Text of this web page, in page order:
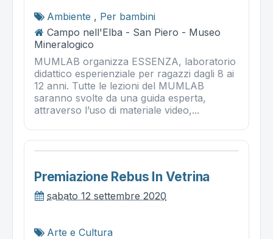
Ambiente , Per bambini
Campo nell'Elba - San Piero - Museo
Mineralogico
MUMLAB organizza ESSENZA, laboratorio
didattico esperienziale per ragazzi dagli 8 ai
12 anni. Tutte le lezioni del MUMLAB
saranno svolte da una guida esperta,
attraverso l’uso di materiale video,...
Premiazione Rebus In Vetrina
sabato 12 settembre 2020
Arte e Cultura